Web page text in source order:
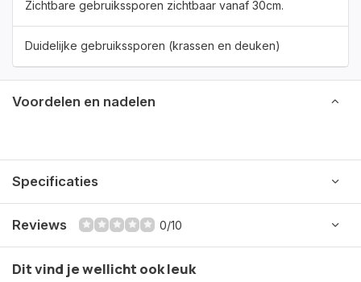
Zichtbare gebruikssporen zichtbaar vanaf 30cm.
Duidelijke gebruikssporen (krassen en deuken)
Voordelen en nadelen
Specificaties
Reviews 0/10
Dit vind je wellicht ook leuk